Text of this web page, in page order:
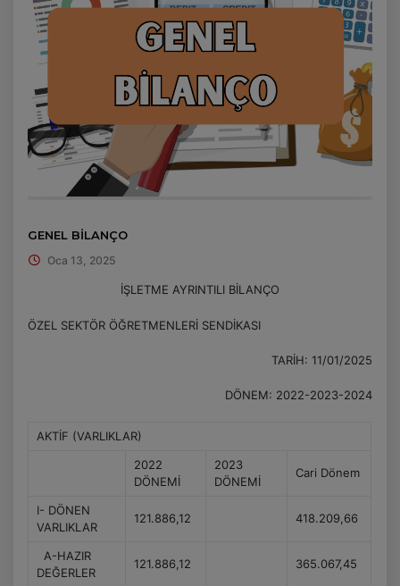
GENEL BİLANÇO
Oca 13, 2025
İŞLETME AYRINTILI BİLANÇO
ÖZEL SEKTÖR ÖĞRETMENLERİ SENDİKASI
TARİH: 11/01/2025
DÖNEM: 2022-2023-2024
AKTİF (VARLIKLAR)
2022
DÖNEMİ
2023
DÖNEMİ
Cari Dönem
I- DÖNEN
VARLIKLAR
121.886,12 418.209,66
A-HAZIR
DEĞERLER
121.886,12 365.067,45